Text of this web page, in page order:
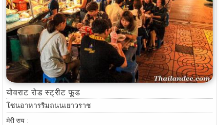
योवराट रोड स्ट्रीट फूड
โซนอาหารริมถนนเยาวราช
मेरी राय :